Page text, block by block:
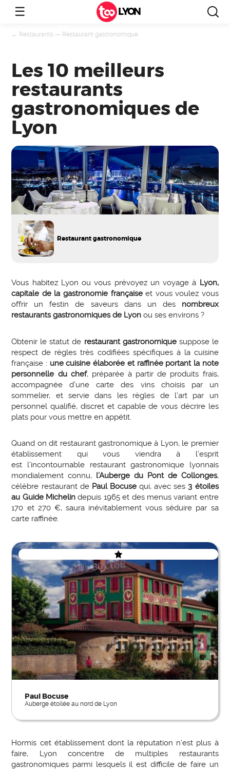
☰ LYON
← Restaurants — Restaurant gastronomique
Les 10 meilleurs
restaurants
gastronomiques de
Lyon
Restaurant gastronomique
Vous habitez Lyon ou vous prévoyez un voyage à Lyon,
capitale de la gastronomie françaiseet vous voulez vous
offrir un festin de saveurs dans un des nombreux
restaurants gastronomiques de Lyon ou ses environs ?
Obtenir le statut de restaurant gastronomiquesuppose le
respect de règles très codifiées spécifiques à la cuisine
française : une cuisine élaborée et raffinée portant la note
personnelle du chef, préparée à partir de produits frais,
accompagnée d’une carte des vins choisis par un
sommelier, et servie dans les règles de l’art par un
personnel qualifié, discret et capable de vous décrire les
plats pour vous mettre en appétit.
Quand on dit restaurant gastronomique à Lyon, le premier
établissement qui vous viendra à l’esprit
est l’incontournable restaurant gastronomique lyonnais
mondialement connu, l’Auberge du Pont de Collonges,
célèbre restaurant de Paul Bocusequi, avec ses3 étoiles
au Guide Michelin depuis 1965 et des menus variant entre
170 et 270 €, saura inévitablement vous séduire par sa
carte raffinée.
Paul Bocuse
Auberge étoilée au nord de Lyon
Hormis cet établissement dont la réputation n’est plus à
faire, Lyon concentre de multiples restaurants
gastronomiques parmi lesquels il est difficile de faire un